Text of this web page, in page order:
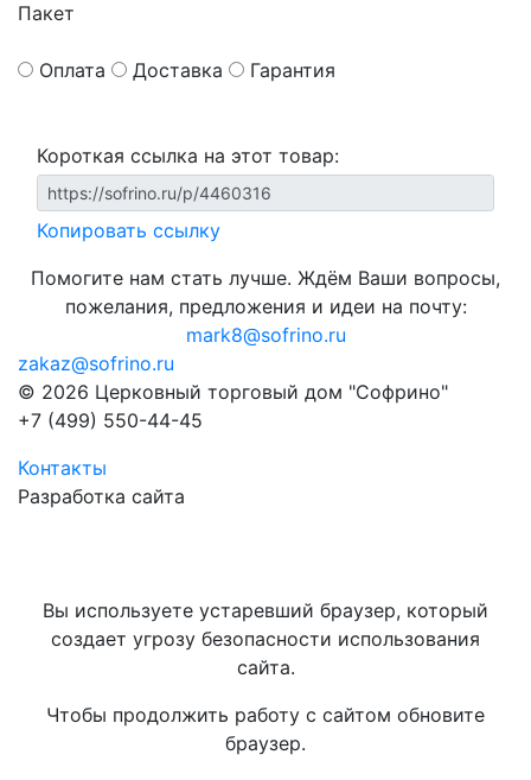
Пакет
Оплата Доставка Гарантия
Короткая ссылка на этот товар:
Копировать ссылку
Помогите нам стать лучше. Ждём Ваши вопросы,
пожелания, предложения и идеи на почту:
mark8@sofrino.ru
zakaz@sofrino.ru
© 2026 Церковный торговый дом "Софрино"
+7 (499) 550-44-45
Контакты
Разработка сайта
Вы используете устаревший браузер, который
создает угрозу безопасности использования
сайта.
Чтобы продолжить работу с сайтом обновите
браузер.